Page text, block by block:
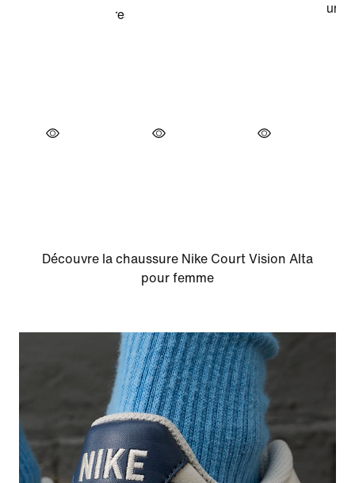
Découvre la chaussure Nike Court Vision Alta
pour femme